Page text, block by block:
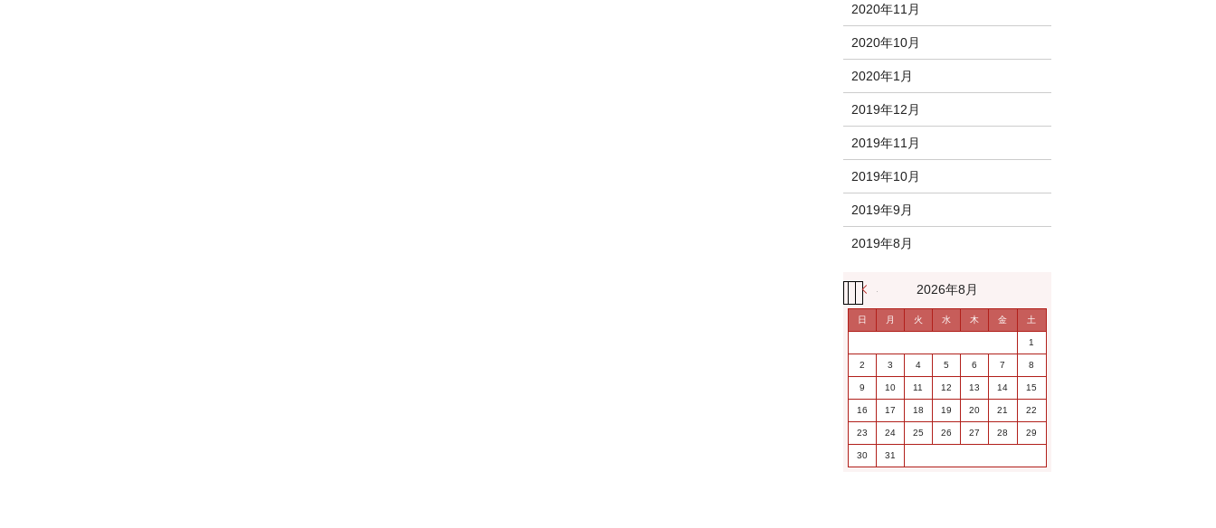
2020年11月
2020年10月
2020年1月
2019年12月
2019年11月
2019年10月
2019年9月
2019年8月
2026年8月
日 月 火 水 木 金 土
1
2 3 4 5 6 7 8
9 10 11 12 13 14 15
16 17 18 19 20 21 22
23 24 25 26 27 28 29
30 31